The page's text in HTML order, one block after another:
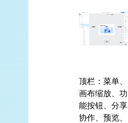
顶栏：菜单、
画布缩放、功
能按钮、分享
协作、预览、